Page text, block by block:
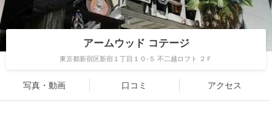
アームウッド コテージ
東京都新宿区新宿１丁目１０-５ 不二越ロフト ２Ｆ
写真・動画 口コミ アクセス